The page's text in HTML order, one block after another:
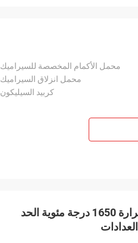
محمل الأكمام المخصصة للسيراميك
محمل انزلاق السيراميك
كربيد السيليكون
محامل زلق الكربيد السيليكوني المخصص مع درجة حرارة 1650 درجة مئوية الحد